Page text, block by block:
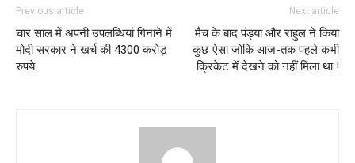
Previous article
चार साल में अपनी उपलब्धियां गिनाने में
मोदी सरकार ने खर्च की 4300 करोड़
रुपये
Next article
मैच के बाद पंड्या और राहुल ने किया
कुछ ऐसा जोकि आज-तक पहले कभी
क्रिकेट में देखने को नहीं मिला था !